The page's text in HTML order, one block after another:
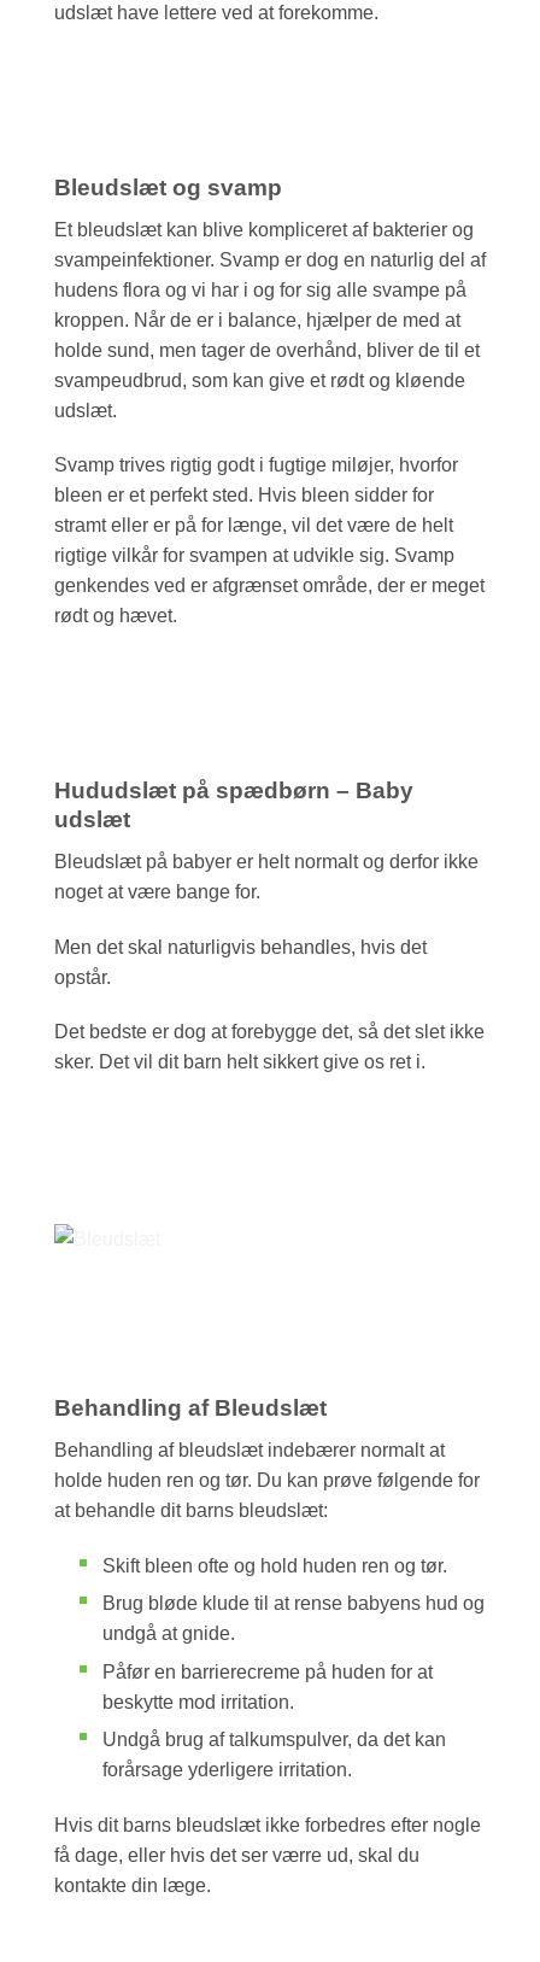
udslæt have lettere ved at forekomme.
Bleudslæt og svamp
Et bleudslæt kan blive kompliceret af bakterier og
svampeinfektioner. Svamp er dog en naturlig del af
hudens flora og vi har i og for sig alle svampe på
kroppen. Når de er i balance, hjælper de med at
holde sund, men tager de overhånd, bliver de til et
svampeudbrud, som kan give et rødt og kløende
udslæt.
Svamp trives rigtig godt i fugtige miløjer, hvorfor
bleen er et perfekt sted. Hvis bleen sidder for
stramt eller er på for længe, vil det være de helt
rigtige vilkår for svampen at udvikle sig. Svamp
genkendes ved er afgrænset område, der er meget
rødt og hævet.
Hududslæt på spædbørn – Baby
udslæt
Bleudslæt på babyer er helt normalt og derfor ikke
noget at være bange for.
Men det skal naturligvis behandles, hvis det
opstår.
Det bedste er dog at forebygge det, så det slet ikke
sker. Det vil dit barn helt sikkert give os ret i.
Behandling af Bleudslæt
Behandling af bleudslæt indebærer normalt at
holde huden ren og tør. Du kan prøve følgende for
at behandle dit barns bleudslæt:
Skift bleen ofte og hold huden ren og tør.
Brug bløde klude til at rense babyens hud og
undgå at gnide.
Påfør en barrierecreme på huden for at
beskytte mod irritation.
Undgå brug af talkumspulver, da det kan
forårsage yderligere irritation.
Hvis dit barns bleudslæt ikke forbedres efter nogle
få dage, eller hvis det ser værre ud, skal du
kontakte din læge.